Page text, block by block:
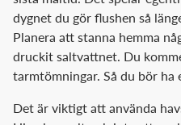
dygnet du gör flushen så
Planera att stanna hemma
druckit saltvattnet. Du
tarmtömningar. Så du bör
Det är viktigt att använda